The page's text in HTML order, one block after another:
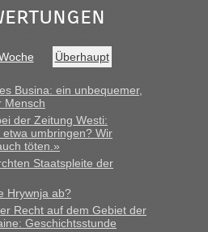
Überhaupt
Busina: ein unbequemer,
Mensch
der Zeitung Westi:
umbringen? Wir
töten.»
Staatspleite der
Hrywnja ab?
Recht auf dem Gebiet der
Geschichtsstunde